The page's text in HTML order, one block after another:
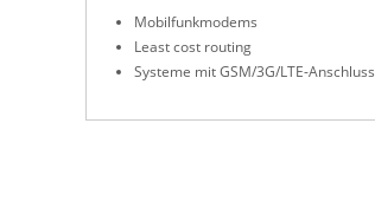
Mobilfunkmodems
Least cost routing
Systeme mit GSM/3G/LTE-Anschluss